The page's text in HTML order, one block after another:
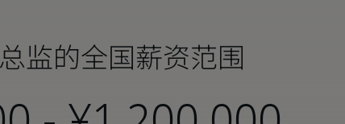
监​的全国薪资范围